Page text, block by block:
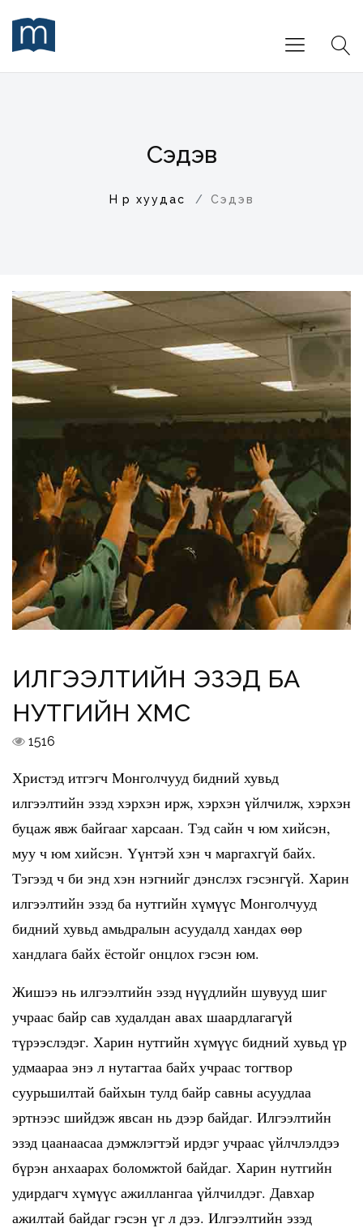
Сэдэв
Нүүр хуудас Сэдэв
ИЛГЭЭЛТИЙН ЭЗЭД БА
НУТГИЙН ХҮМҮҮС
1516
Христэд итгэгч Монголчууд бидний хувьд
илгээлтийн эзэд хэрхэн ирж, хэрхэн үйлчилж, хэрхэн
буцаж явж байгааг харсаан. Тэд сайн ч юм хийсэн,
муу ч юм хийсэн. Үүнтэй хэн ч маргахгүй байх.
Тэгээд ч би энд хэн нэгнийг дэнслэх гэсэнгүй. Харин
илгээлтийн эзэд ба нутгийн хүмүүс Монголчууд
бидний хувьд амьдралын асуудалд хандах өөр
хандлага байх ёстойг онцлох гэсэн юм.
Жишээ нь илгээлтийн эзэд нүүдлийн шувууд шиг
учраас байр сав худалдан авах шаардлагагүй
түрээслэдэг. Харин нутгийн хүмүүс бидний хувьд үр
удмаараа энэ л нутагтаа байх учраас тогтвор
суурьшилтай байхын тулд байр савны асуудлаа
эртнээс шийдэж явсан нь дээр байдаг. Илгээлтийн
эзэд цаанаасаа дэмжлэгтэй ирдэг учраас үйлчлэлдээ
бүрэн анхаарах боломжтой байдаг. Харин нутгийн
удирдагч хүмүүс ажиллангаа үйлчилдэг. Давхар
ажилтай байдаг гэсэн үг л дээ. Илгээлтийн эзэд